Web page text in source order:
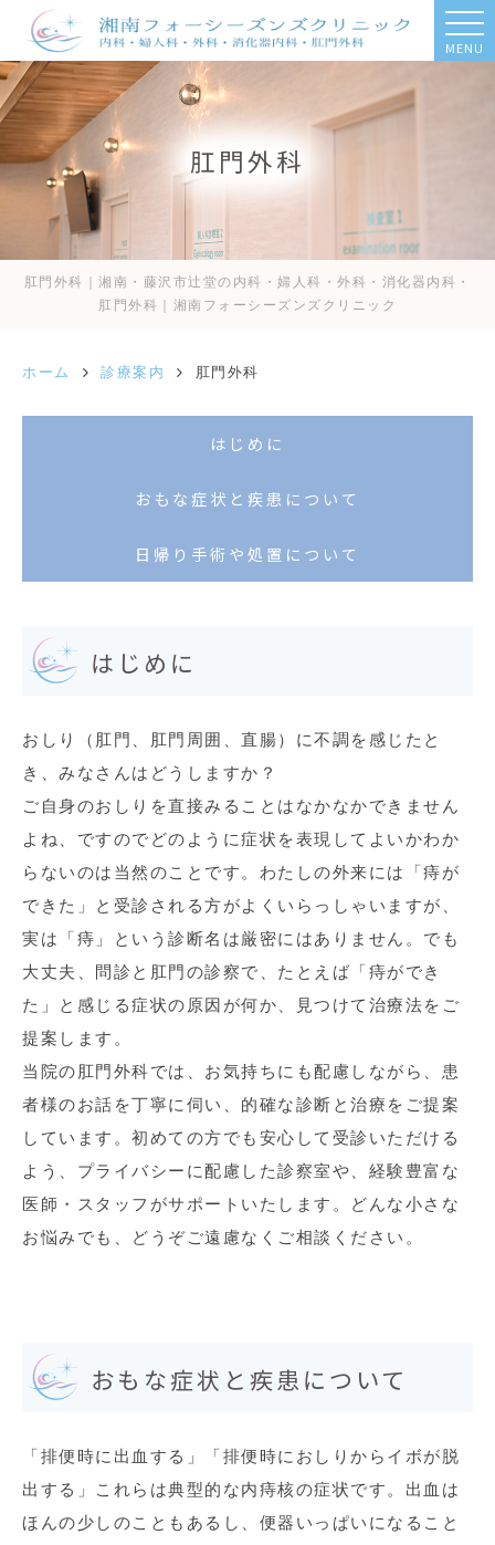
MENU
肛門外科
肛門外科｜湘南・藤沢市辻堂の内科・婦人科・外科・消化器内科・
肛門外科｜湘南フォーシーズンズクリニック
ホーム 診療案内 肛門外科
はじめに
おもな症状と疾患について
日帰り手術や処置について
はじめに
おしり（肛門、肛門周囲、直腸）に不調を感じたと
き、みなさんはどうしますか？
ご自身のおしりを直接みることはなかなかできません
よね、ですのでどのように症状を表現してよいかわか
らないのは当然のことです。わたしの外来には「痔が
できた」と受診される方がよくいらっしゃいますが、
実は「痔」という診断名は厳密にはありません。でも
大丈夫、問診と肛門の診察で、たとえば「痔ができ
た」と感じる症状の原因が何か、見つけて治療法をご
提案します。
当院の肛門外科では、お気持ちにも配慮しながら、患
者様のお話を丁寧に伺い、的確な診断と治療をご提案
しています。初めての方でも安心して受診いただける
よう、プライバシーに配慮した診察室や、経験豊富な
医師・スタッフがサポートいたします。どんな小さな
お悩みでも、どうぞご遠慮なくご相談ください。
おもな症状と疾患について
「排便時に出血する」「排便時におしりからイボが脱
出する」これらは典型的な内痔核の症状です。出血は
ほんの少しのこともあるし、便器いっぱいになること